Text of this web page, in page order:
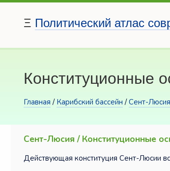
Ξ Политический атлас
Конституционные
Главная / Карибский бассейн /Сент-Люсия
Сент-Люсия / Конституционные
Действующая конституция Сент-Люсии